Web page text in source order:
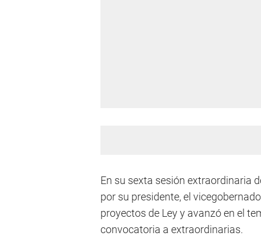
En su sexta sesión extraordinaria
por su presidente, el
proyectos de Ley y avanzó en el
convocatoria a extraordinarias.